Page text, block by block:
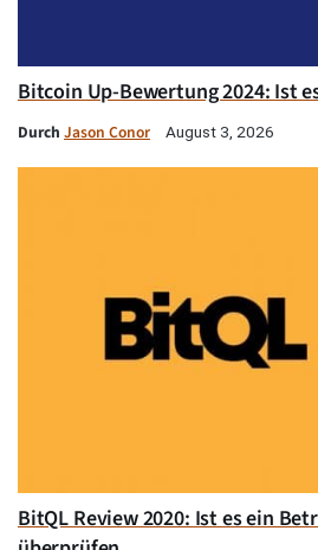
Bitcoin Up-Bewertung 2024: Ist
Durch Jason Conor August 3, 2026
BitQL Review 2020: Ist es ein